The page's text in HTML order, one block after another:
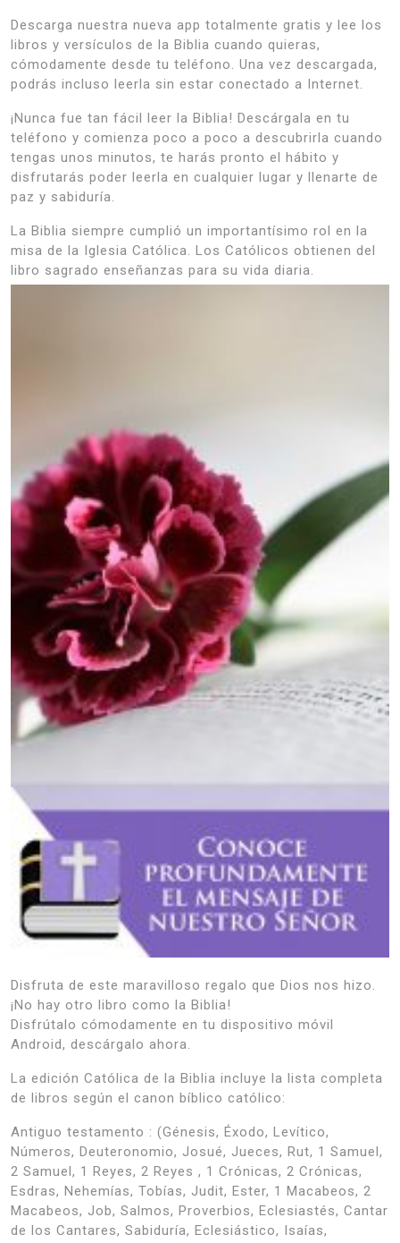
Descarga nuestra nueva app totalmente gratis y lee los
libros y versículos de la Biblia cuando quieras,
cómodamente desde tu teléfono. Una vez descargada,
podrás incluso leerla sin estar conectado a Internet.
¡Nunca fue tan fácil leer la Biblia! Descárgala en tu
teléfono y comienza poco a poco a descubrirla cuando
tengas unos minutos, te harás pronto el hábito y
disfrutarás poder leerla en cualquier lugar y llenarte de
paz y sabiduría.
La Biblia siempre cumplió un importantísimo rol en la
misa de la Iglesia Católica. Los Católicos obtienen del
libro sagrado enseñanzas para su vida diaria.
Disfruta de este maravilloso regalo que Dios nos hizo.
¡No hay otro libro como la Biblia!
Disfrútalo cómodamente en tu dispositivo móvil
Android, descárgalo ahora.
La edición Católica de la Biblia incluye la lista completa
de libros según el canon bíblico católico:
Antiguo testamento : (Génesis, Éxodo, Levítico,
Números, Deuteronomio, Josué, Jueces, Rut, 1 Samuel,
2 Samuel, 1 Reyes, 2 Reyes , 1 Crónicas, 2 Crónicas,
Esdras, Nehemías, Tobías, Judit, Ester, 1 Macabeos, 2
Macabeos, Job, Salmos, Proverbios, Eclesiastés, Cantar
de los Cantares, Sabiduría, Eclesiástico, Isaías,